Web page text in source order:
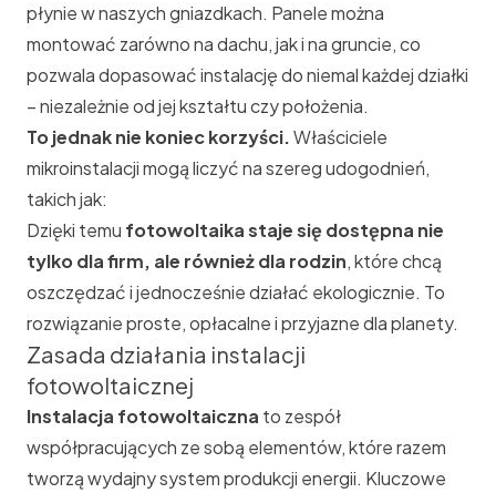
płynie w naszych gniazdkach. Panele można
montować zarówno na dachu, jak i na gruncie, co
pozwala dopasować instalację do niemal każdej działki
– niezależnie od jej kształtu czy położenia.
To jednak nie koniec korzyści.Właściciele
mikroinstalacji mogą liczyć na szereg udogodnień,
takich jak:
Dzięki temu fotowoltaika staje się dostępna nie
tylko dla firm, ale również dla rodzin, które chcą
oszczędzać i jednocześnie działać ekologicznie. To
rozwiązanie proste, opłacalne i przyjazne dla planety.
Zasada działania instalacji
fotowoltaicznej
Instalacja fotowoltaiczna to zespół
współpracujących ze sobą elementów, które razem
tworzą wydajny system produkcji energii. Kluczowe